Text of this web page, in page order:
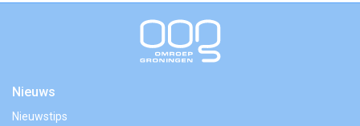
Nieuws
Nieuwstips